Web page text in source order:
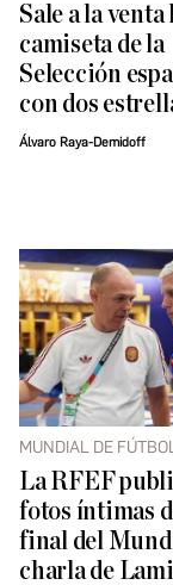
Sale a la venta
camiseta de la
Selección
con dos
Álvaro Raya-Demidoff
MUNDIAL DE
La RFEF
fotos íntimas
final del
charla de